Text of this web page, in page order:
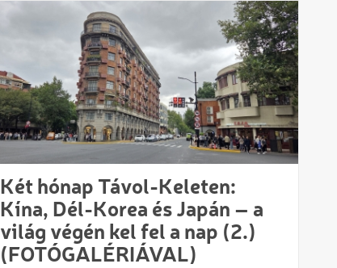
Két hónap Távol-Keleten:
Kína, Dél-Korea és Japán – a
világ végén kel fel a nap (2.)
(FOTÓGALÉRIÁVAL)